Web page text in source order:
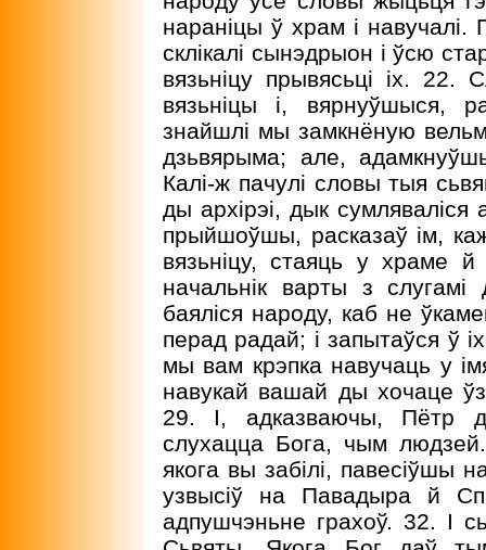
нараніцы ў храм і
склікалі сынэдрыон і ўсю
вязьніцу прывясьці іх.
вязьніцы і, вярнуўшыся,
знайшлі мы замкнёную
дзьвярыма; але,
Калі-ж пачулі словы тыя
ды архірэі, дык
прыйшоўшы, расказаў ім,
вязьніцу, стаяць у храме
начальнік варты з
баяліся народу, каб не
перад радай; і запытаўся ў
мы вам крэпка навучаць у
навукай вашай ды хочаце
29. I, адказваючы, Пётр
слухацца Бога, чым
якога вы забілі, павесіўшы
узвысіў на Павадыра й
адпушчэньне грахоў. 32. I